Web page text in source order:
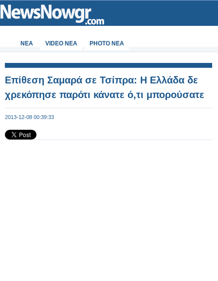
ΝΕΑ VIDEO NEA PHOTO NEA
Επίθεση Σαμαρά σε Τσίπρα: Η Ελλάδα δε
χρεκόπησε παρότι κάνατε ό,τι μπορούσατε
2013-12-08 00:39:33